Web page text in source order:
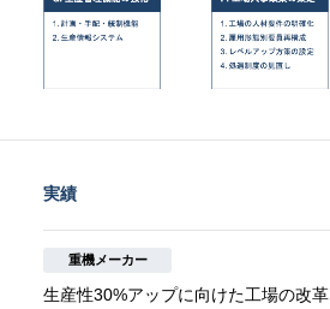
実績
重機メーカー
生産性30%アップに向けた工場の改革